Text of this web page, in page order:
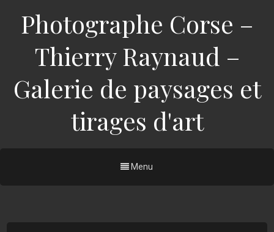
Photographe Corse –
Thierry Raynaud –
Galerie de paysages et
tirages d'art
Menu